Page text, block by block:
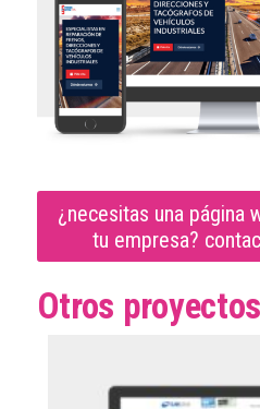
¿necesitas una página
tu empresa?
Otros